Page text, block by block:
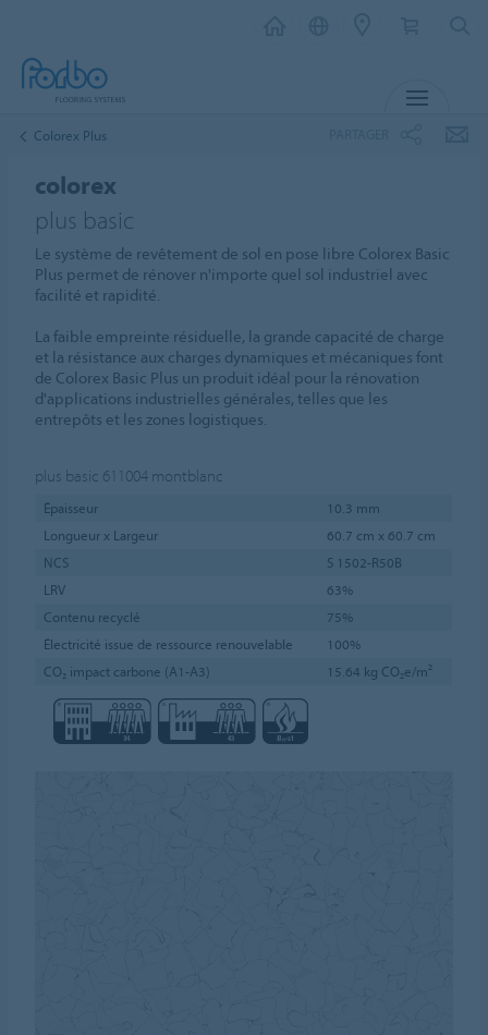
Colorex Plus
colorex
plus basic
Le système de revêtement de sol en pose libre Colorex Basic
Plus permet de rénover n'importe quel sol industriel avec
facilité et rapidité.
La faible empreinte résiduelle, la grande capacité de charge
et la résistance aux charges dynamiques et mécaniques font
de Colorex Basic Plus un produit idéal pour la rénovation
d'applications industrielles générales, telles que les
entrepôts et les zones logistiques.
plus basic 611004 montblanc
Épaisseur
10.3 mm
Longueur x Largeur
60.7 cm x 60.7 cm
NCS
S 1502-R50B
LRV
63%
Contenu recyclé
75%
Électricité issue de ressource renouvelable
100%
CO₂ impact carbone (A1-A3)
15.64 kg CO₂e/m²